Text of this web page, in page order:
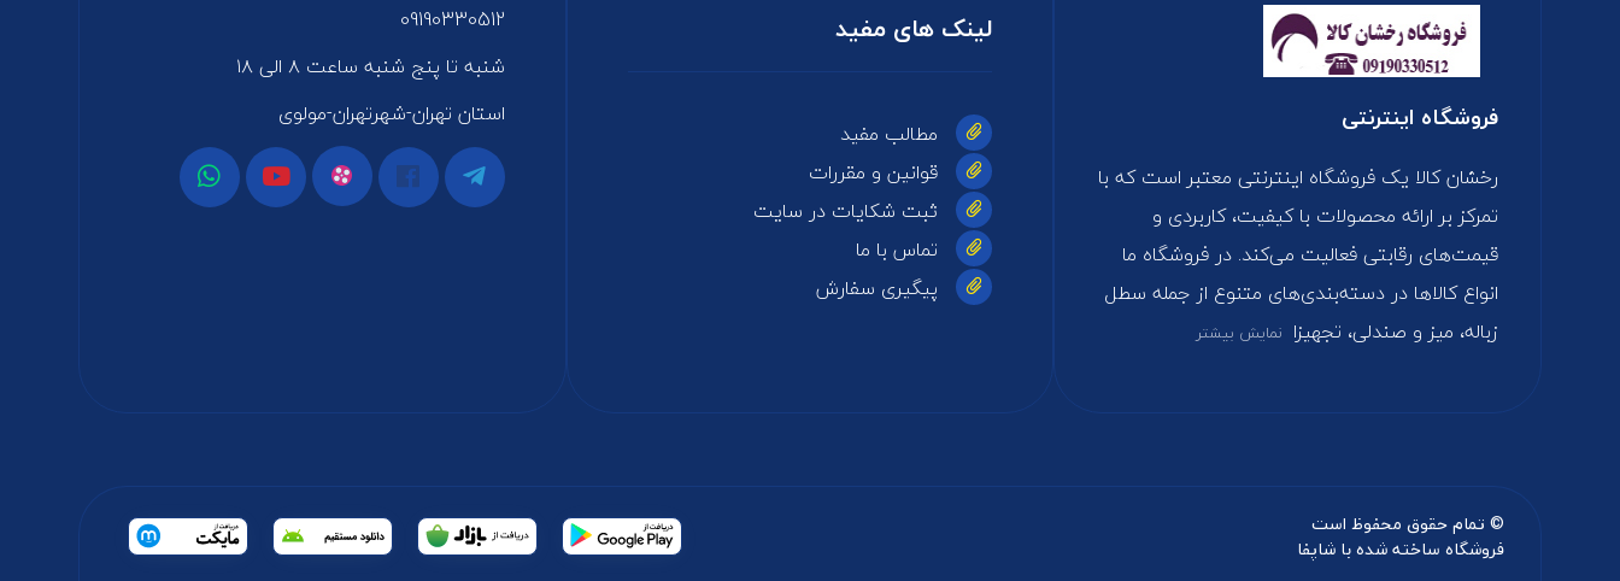
فروشگاه اینترنتی
رخشان کالا یک فروشگاه اینترنتی معتبر است که با
تمرکز بر ارائه محصولات با کیفیت، کاربردی و
قیمت‌های رقابتی فعالیت می‌کند. در فروشگاه ما
انواع کالاها در دسته‌بندی‌های متنوع از جمله سطل
زباله، میز و صندلی، تجهیزا نمایش بیشتر
لینک های مفید
مطالب مفید
قوانین و مقررات
ثبت شکایات در سایت
تماس با ما
پیگیری سفارش
09190330512
شنبه تا پنج شنبه ساعت ۸ الی ۱۸
استان تهران-شهرتهران-مولوی
© تمام حقوق محفوظ است
فروشگاه ساخته شده با شاپفا